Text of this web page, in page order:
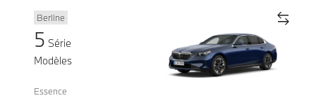
Berline
5 Série
Modèles
Essence